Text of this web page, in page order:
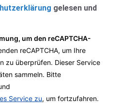
gelesen und
um den reCAPTCHA-
reCAPTCHA, um Ihre
zu überprüfen. Dieser Service
sammeln. Bitte
Service zu, um fortzufahren.